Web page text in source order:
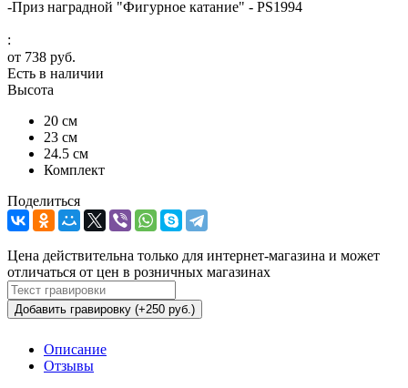
-Приз наградной "Фигурное катание" - PS1994
:
от 738 руб.
Есть в наличии
Высота
20 см
23 см
24.5 см
Комплект
Поделиться
Цена действительна только для интернет-магазина и может
отличаться от цен в розничных магазинах
Добавить гравировку (+250 руб.)
Описание
Отзывы